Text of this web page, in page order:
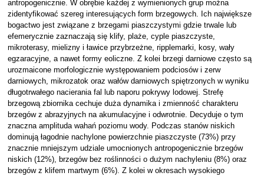
antropogenicznie. W obrębie każdej z wymienionych grup można
zidentyfikować szereg interesujących form brzegowych. Ich największe
bogactwo jest związane z brzegami piaszczystymi gdzie trwale lub
efemerycznie zaznaczają się klify, plaże, cyple piaszczyste,
mikroterasy, mielizny i ławice przybrzeżne, ripplemarki, kosy, wały
egzaracyjne, a nawet formy eoliczne. Z kolei brzegi darniowe często są
urozmaicone morfologicznie występowaniem podciosów i zerw
darniowych, mikrozatok oraz wałów darniowych spiętrzonych w wyniku
długotrwałego nacierania fal lub naporu pokrywy lodowej. Strefę
brzegową zbiornika cechuje duża dynamika i zmienność charakteru
brzegów z abrazyjnych na akumulacyjne i odwrotnie. Decyduje o tym
znaczna amplituda wahań poziomu wody. Podczas stanów niskich
dominują łagodnie nachylone powierzchnie piaszczyste (73%) przy
znacznie mniejszym udziale umocnionych antropogenicznie brzegów
niskich (12%), brzegów bez roślinności o dużym nachyleniu (8%) oraz
brzegów z klifem martwym (6%). Z kolei w okresach wysokiego